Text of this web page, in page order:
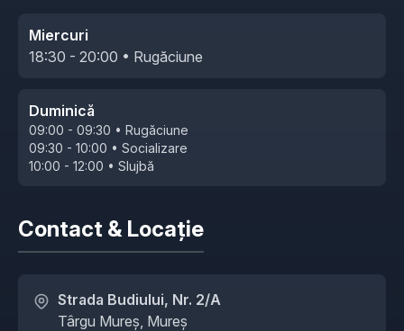
Miercuri
18:30 - 20:00 • Rugăciune
Duminică
09:00 - 09:30 • Rugăciune
09:30 - 10:00 • Socializare
10:00 - 12:00 • Slujbă
Contact & Locație
Strada Budiului, Nr. 2/A
Târgu Mureș, Mureș